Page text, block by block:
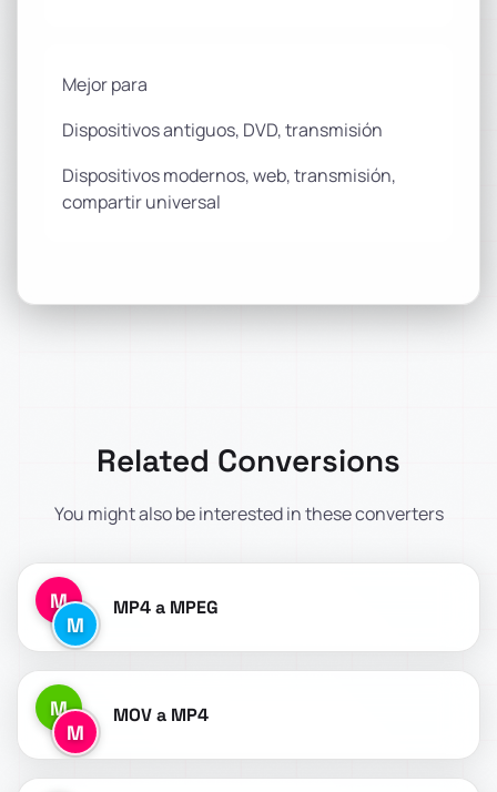
Mejor para
Dispositivos antiguos, DVD, transmisión
Dispositivos modernos, web, transmisión,
compartir universal
Related Conversions
You might also be interested in these converters
M
M
MP4 a MPEG
M
M
MOV a MP4